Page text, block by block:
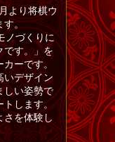
より将棋ウ
す。
ノづくりに
です。」を
ーです。
いデザイン
しい姿勢で
トします。
さを体験し